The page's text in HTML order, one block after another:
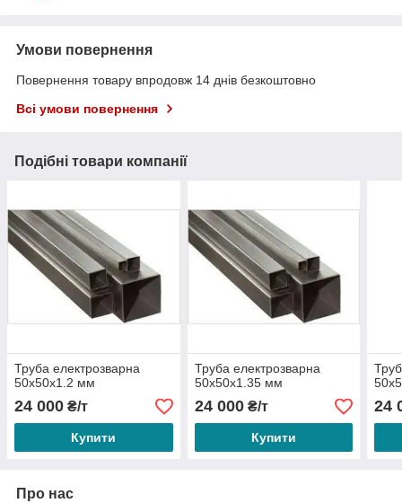
Умови повернення
Повернення товару впродовж 14 днів безкоштовно
Всі умови повернення
Подібні товари компанії
Труба електрозварна
50х50х1.2 мм
24 000 ₴/т
Купити
Труба електрозварна
50х50х1.35 мм
24 000₴/т
Купити
24
Про нас